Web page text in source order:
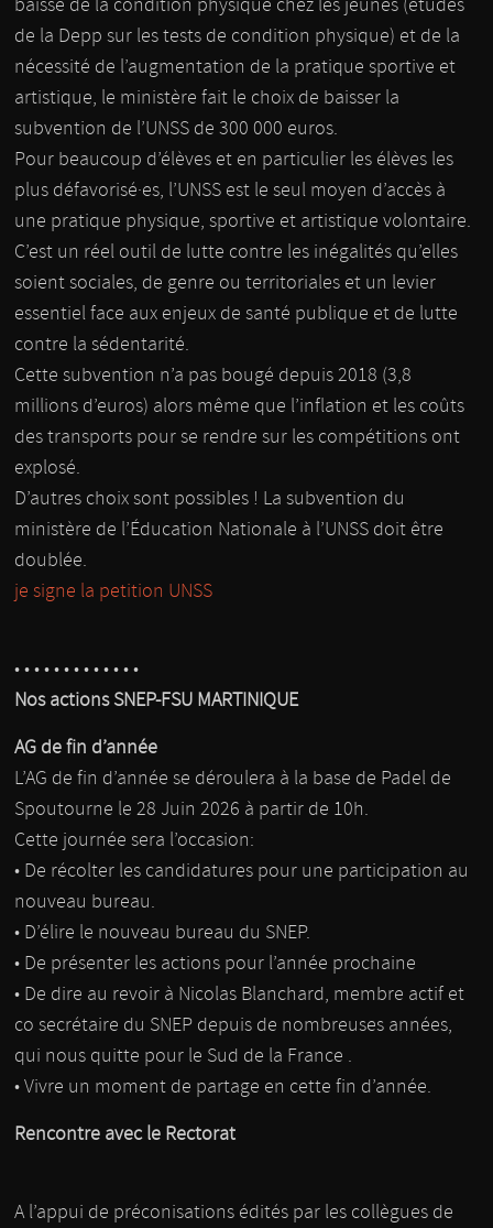
baisse de la condition physique chez les jeunes (études
de la Depp sur les tests de condition physique) et de la
nécessité de l’augmentation de la pratique sportive et
artistique, le ministère fait le choix de baisser la
subvention de l’UNSS de 300 000 euros.
Pour beaucoup d’élèves et en particulier les élèves les
plus défavorisé·es, l’UNSS est le seul moyen d’accès à
une pratique physique, sportive et artistique volontaire.
C’est un réel outil de lutte contre les inégalités qu’elles
soient sociales, de genre ou territoriales et un levier
essentiel face aux enjeux de santé publique et de lutte
contre la sédentarité.
Cette subvention n’a pas bougé depuis 2018 (3,8
millions d’euros) alors même que l’inflation et les coûts
des transports pour se rendre sur les compétitions ont
explosé.
D’autres choix sont possibles ! La subvention du
ministère de l’Éducation Nationale à l’UNSS doit être
doublée.
je signe la petition UNSS
• • • • • • • • • • • • •
Nos actions SNEP-FSU MARTINIQUE
AG de fin d’année
L’AG de fin d’année se déroulera à la base de Padel de
Spoutourne le 28 Juin 2026 à partir de 10h.
Cette journée sera l’occasion:
• De récolter les candidatures pour une participation au
nouveau bureau.
• D’élire le nouveau bureau du SNEP.
• De présenter les actions pour l’année prochaine
• De dire au revoir à Nicolas Blanchard, membre actif et
co secrétaire du SNEP depuis de nombreuses années,
qui nous quitte pour le Sud de la France .
• Vivre un moment de partage en cette fin d’année.
Rencontre avec le Rectorat
A l’appui de préconisations édités par les collègues de